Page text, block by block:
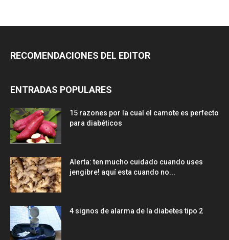
RECOMENDACIONES DEL EDITOR
ENTRADAS POPULARES
15 razones por la cual el camote es perfecto
para diabéticos
Alerta: ten mucho cuidado cuando uses
jengibre! aquí esta cuando no...
4 signos de alarma de la diabetes tipo 2